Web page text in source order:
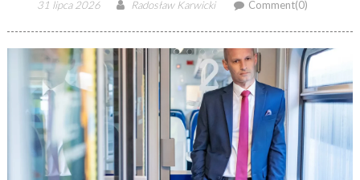
31 lipca 2026 Radosław Karwicki Comment(0)